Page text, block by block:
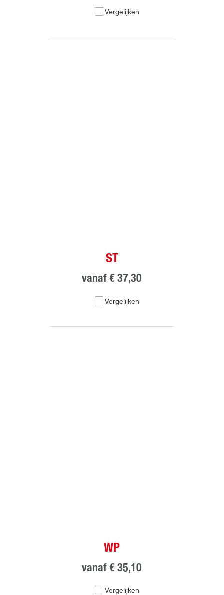
Vergelijken
ST
vanaf € 37,30
Vergelijken
WP
vanaf € 35,10
Vergelijken